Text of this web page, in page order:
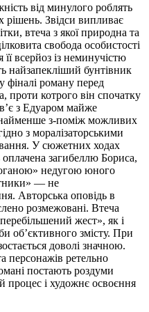
від минулого роблять
Звідси випливає
втеча з якої природна та
свобода особистості
всерйоз із неминучістю
найзапекліший бунтівник
фіналі роману перед
проти котрого він спочатку
з Едуаром майже
з-поміж можливих
з моралізаторськими
У сюжетних ходах
оплачена загибеллю Бориса,
недугою юного
— не
Авторська оповідь в
розмежовані. Втеча
жест», як і
об’єктивного змісту. При
доволі значною.
персонажів ретельно
постають роздуми
процес і художнє освоєння